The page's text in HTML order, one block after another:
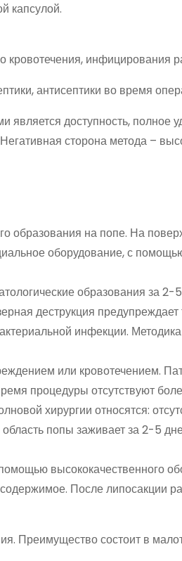
капсулой.
кровотечения, инфицирования
антисептики во время
доступность, полное
сторона метода –
образования на попе. На
оборудование, с
образования за 2-
деструкция
инфекции.
или кровотечением.
процедуры отсутствуют
хирургии относятся:
попы заживает за 2-5
высококачественного
После липосакции
Преимущество состоит в